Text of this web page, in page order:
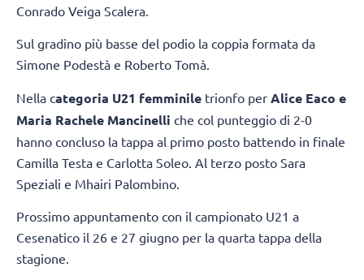
Conrado Veiga Scalera.
Sul gradino più basse del podio la coppia formata da
Simone Podestà e Roberto Tomà.
Nella categoria U21 femminile trionfo per Alice Eaco e
Maria Rachele Mancinelli che col punteggio di 2-0
hanno concluso la tappa al primo posto battendo in finale
Camilla Testa e Carlotta Soleo. Al terzo posto Sara
Speziali e Mhairi Palombino.
Prossimo appuntamento con il campionato U21 a
Cesenatico il 26 e 27 giugno per la quarta tappa della
stagione.